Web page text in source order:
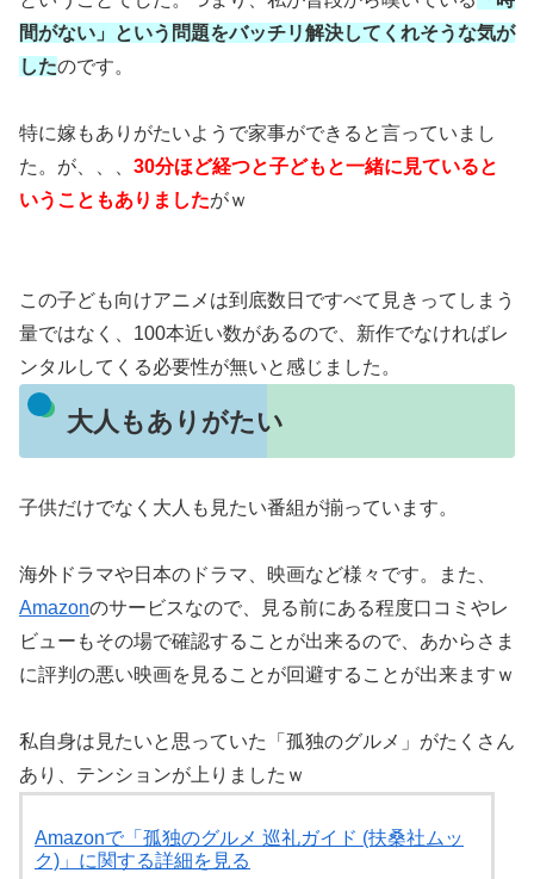
間がない」という問題をバッチリ解決してくれそうな気が
したのです。
特に嫁もありがたいようで家事ができると言っていまし
た。が、、、 30分ほど経つと子どもと一緒に見ていると
いうこともありましたがｗ
この子ども向けアニメは到底数日ですべて見きってしまう
量ではなく、100本近い数があるので、新作でなければレ
ンタルしてくる必要性が無いと感じました。
大人もありがたい
子供だけでなく大人も見たい番組が揃っています。
海外ドラマや日本のドラマ、映画など様々です。また、
Amazonのサービスなので、見る前にある程度口コミやレ
ビューもその場で確認することが出来るので、あからさま
に評判の悪い映画を見ることが回避することが出来ますｗ
私自身は見たいと思っていた「孤独のグルメ」がたくさん
あり、テンションが上りましたｗ
Amazonで「孤独のグルメ 巡礼ガイド (扶桑社ムッ
ク)」に関する詳細を見る